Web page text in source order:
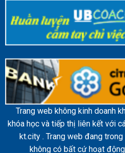
Trang web không kinh doanh
khóa học và tiếp thị liên kết với
kt.city . Trang web đang
không có bất cứ hoạt